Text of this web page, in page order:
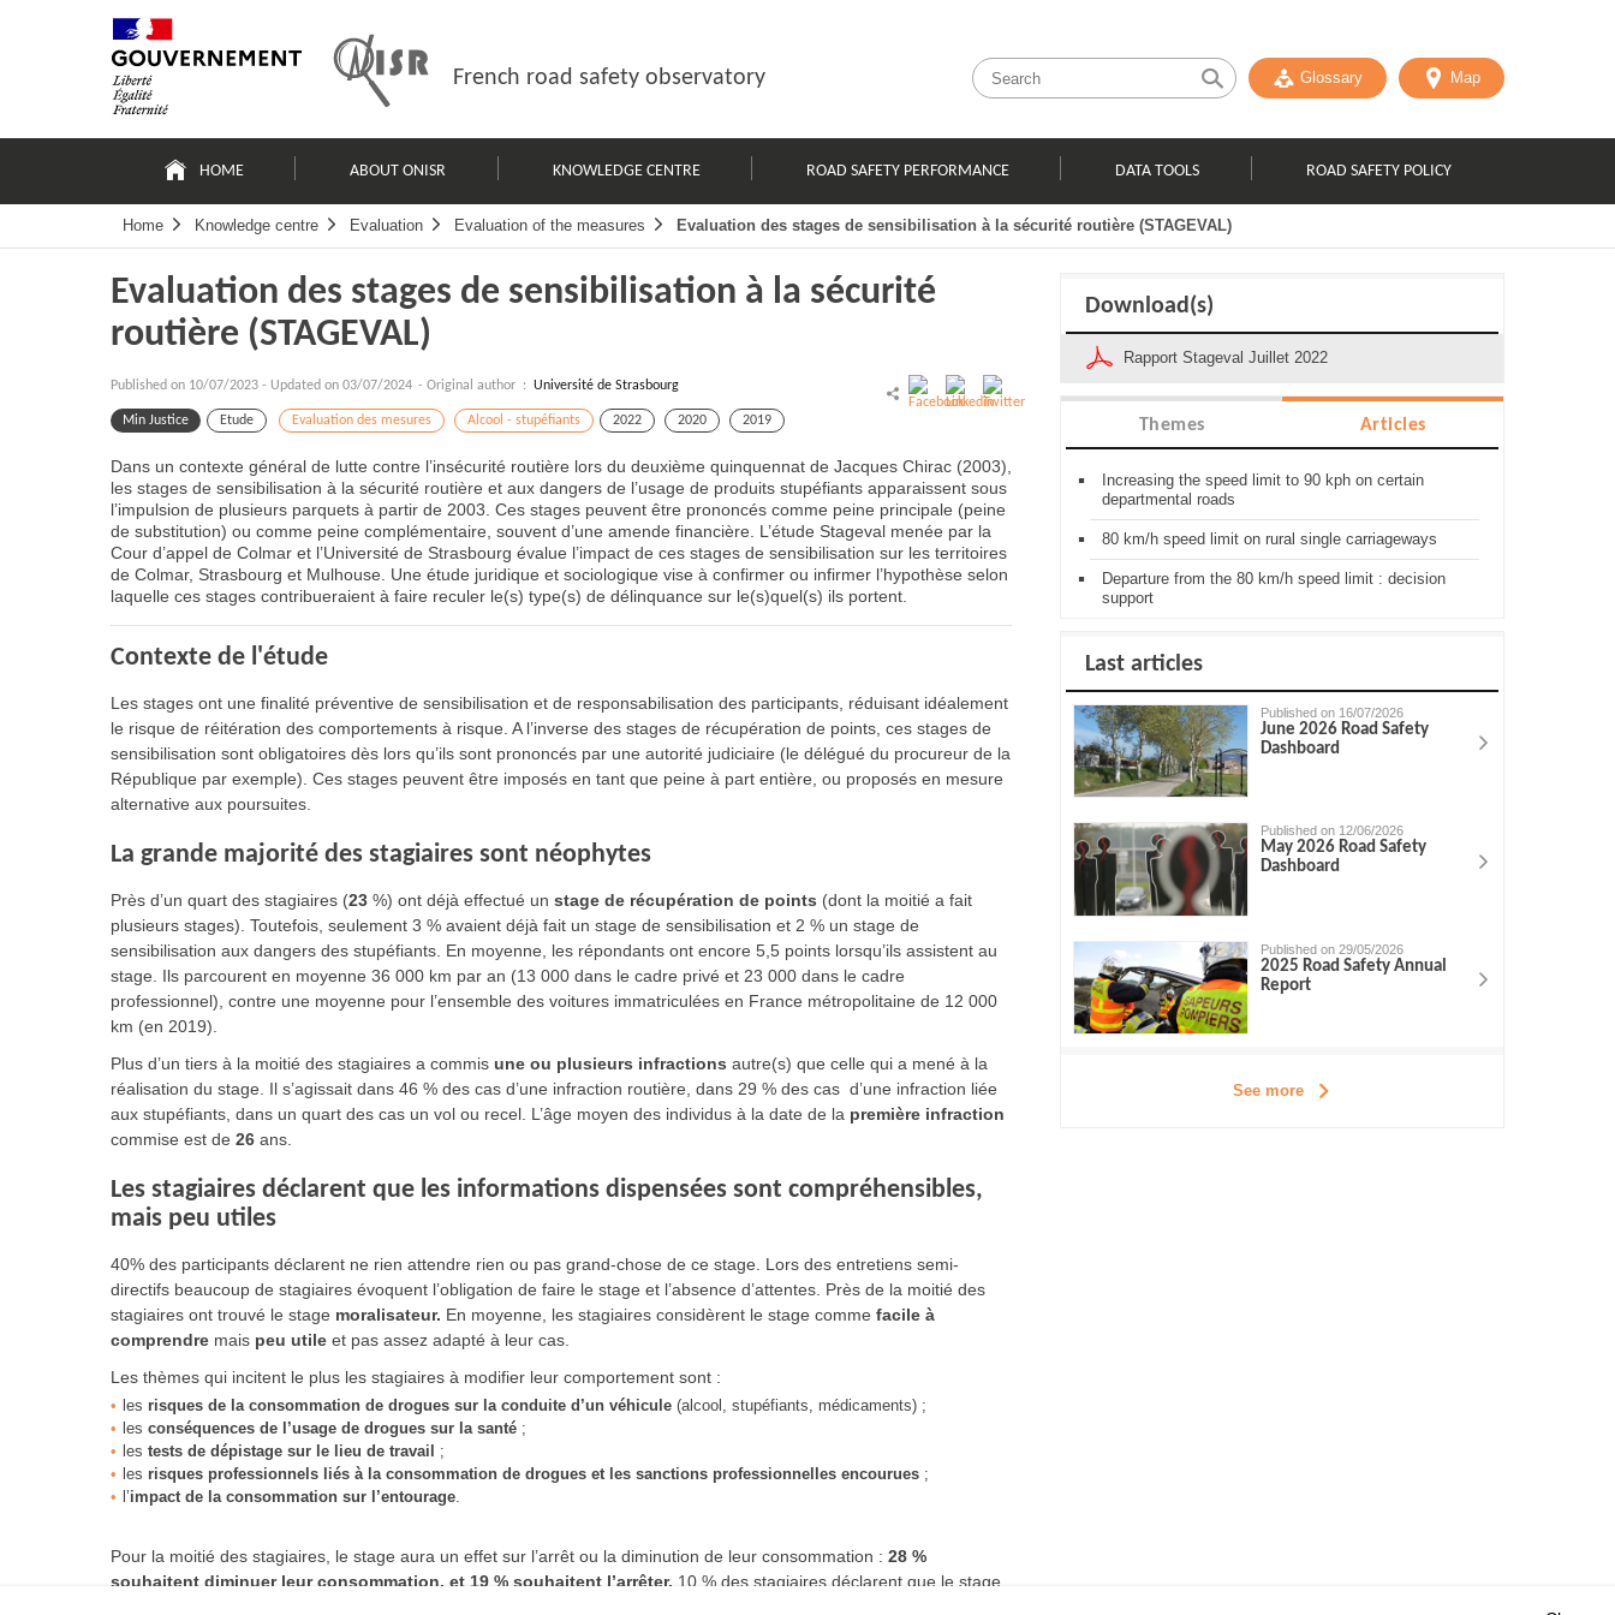
French road safety observatory Glossary Map
principale
HOME ABOUT ONISR KNOWLEDGE CENTRE ROAD SAFETY PERFORMANCE DATA TOOLS ROAD SAFETY POLICY
Home Knowledge centre Evaluation Evaluation of the measures Evaluation des stages de sensibilisation à la sécurité routière (STAGEVAL)
Evaluation des stages de sensibilisation à la sécurité
routière (STAGEVAL)
Published on 10/07/2023 - Updated on 03/07/2024 - Original author : Université de Strasbourg
Min Justice Etude Evaluation des mesures Alcool - stupéfiants 2022 2020 2019
Dans un contexte général de lutte contre l’insécurité routière lors du deuxième quinquennat de Jacques Chirac (2003),
les stages de sensibilisation à la sécurité routière et aux dangers de l’usage de produits stupéfiants apparaissent sous
l’impulsion de plusieurs parquets à partir de 2003. Ces stages peuvent être prononcés comme peine principale (peine
de substitution) ou comme peine complémentaire, souvent d’une amende financière. L’étude Stageval menée par la
Cour d’appel de Colmar et l’Université de Strasbourg évalue l’impact de ces stages de sensibilisation sur les territoires
de Colmar, Strasbourg et Mulhouse. Une étude juridique et sociologique vise à confirmer ou infirmer l’hypothèse selon
laquelle ces stages contribueraient à faire reculer le(s) type(s) de délinquance sur le(s)quel(s) ils portent.
Contexte de l'étude
Les stages ont une finalité préventive de sensibilisation et de responsabilisation des participants, réduisant idéalement
le risque de réitération des comportements à risque. A l’inverse des stages de récupération de points, ces stages de
sensibilisation sont obligatoires dès lors qu’ils sont prononcés par une autorité judiciaire (le délégué du procureur de la
République par exemple). Ces stages peuvent être imposés en tant que peine à part entière, ou proposés en mesure
alternative aux poursuites.
La grande majorité des stagiaires sont néophytes
Près d’un quart des stagiaires (23 %) ont déjà effectué un stage de récupération de points (dont la moitié a fait
plusieurs stages). Toutefois, seulement 3 % avaient déjà fait un stage de sensibilisation et 2 % un stage de
sensibilisation aux dangers des stupéfiants. En moyenne, les répondants ont encore 5,5 points lorsqu’ils assistent au
stage. Ils parcourent en moyenne 36 000 km par an (13 000 dans le cadre privé et 23 000 dans le cadre
professionnel), contre une moyenne pour l’ensemble des voitures immatriculées en France métropolitaine de 12 000
km (en 2019).
Plus d’un tiers à la moitié des stagiaires a commis une ou plusieurs infractions autre(s) que celle qui a mené à la
réalisation du stage. Il s’agissait dans 46 % des cas d’une infraction routière, dans 29 % des cas d’une infraction liée
aux stupéfiants, dans un quart des cas un vol ou recel. L’âge moyen des individus à la date de la première infraction
commise est de 26 ans.
Les stagiaires déclarent que les informations dispensées sont compréhensibles,
mais peu utiles
40% des participants déclarent ne rien attendre rien ou pas grand-chose de ce stage. Lors des entretiens semi-
directifs beaucoup de stagiaires évoquent l’obligation de faire le stage et l’absence d’attentes. Près de la moitié des
stagiaires ont trouvé le stage moralisateur. En moyenne, les stagiaires considèrent le stage comme facile à
comprendre mais peu utile et pas assez adapté à leur cas.
Les thèmes qui incitent le plus les stagiaires à modifier leur comportement sont :
les risques de la consommation de drogues sur la conduite d’un véhicule (alcool, stupéfiants, médicaments) ;
les conséquences de l’usage de drogues sur la santé ;
les tests de dépistage sur le lieu de travail
;
les risques professionnels liés à la consommation de drogues et les sanctions professionnelles encourues ;
l’impact de la consommation sur l’entourage.
Pour la moitié des stagiaires, le stage aura un effet sur l’arrêt ou la diminution de leur consommation : 28 %
souhaitent diminuer leur consommation, et 19 % souhaitent l’arrêter. 10 % des stagiaires déclarent que le stage
Download(s)
Rapport Stageval Juillet 2022
Themes Articles
Increasing the speed limit to 90 kph on certain
departmental roads
80 km/h speed limit on rural single carriageways
Departure from the 80 km/h speed limit : decision
support
Last articles
Published on 16/07/2026
June 2026 Road Safety
Dashboard
Published on 12/06/2026
May 2026 Road Safety
Dashboard
Published on 29/05/2026
2025 Road Safety Annual
Report
See more